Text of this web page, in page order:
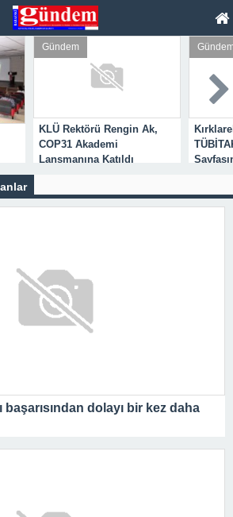
Gündem
KLÜ Rektörü Rengin Ak,
COP31 Akademi
Lansmanına Katıldı
başarısından dolayı bir kez daha